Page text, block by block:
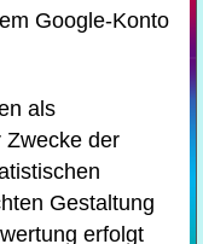
Google-Konto
als
Zwecke der
Gestaltung
erfolgt